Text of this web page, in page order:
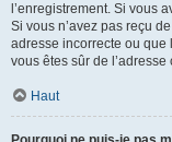
l’enregistrement. Si vous
Si vous n’avez pas reçu
adresse incorrecte ou que
vous êtes sûr de
Haut